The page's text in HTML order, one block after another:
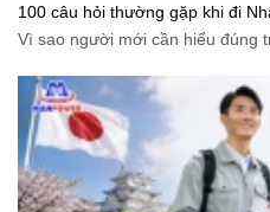
100 câu hỏi thường gặp khi đi
hiểu cho người mới bắt đầu
Vì sao người mới cần hiểu đúng